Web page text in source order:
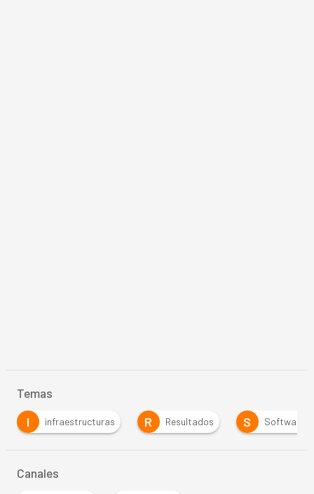
Temas
I
infraestructuras R Resultados S Software
Canales